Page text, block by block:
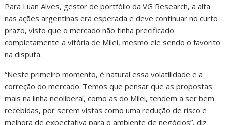
Para Luan Alves, gestor de portfólio da VG Research, a alta
nas ações argentinas era esperada e deve continuar no curto
prazo, visto que o mercado não tinha precificado
completamente a vitória de Milei, mesmo ele sendo o favorito
na disputa.
“Neste primeiro momento, é natural essa volatilidade e a
correção do mercado. Temos que pensar que as propostas
mais na linha neoliberal, como as do Milei, tendem a ser bem
recebidas, por serem vistas como uma redução de risco e
melhora de expectativa para o ambiente de negócios”, diz